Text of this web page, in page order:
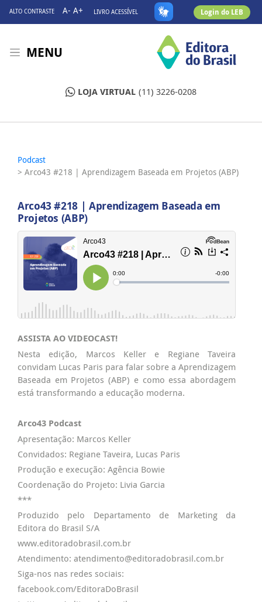
ALTO CONTRASTE A- A+ LIVRO ACESSÍVEL Login do LEB
MENU
LOJA VIRTUAL (11) 3226-0208
Podcast
> Arco43 #218 | Aprendizagem Baseada em Projetos (ABP)
Arco43 #218 | Aprendizagem Baseada em
Projetos (ABP)
ASSISTA AO VIDEOCAST!
Nesta edição, Marcos Keller e Regiane Taveira
convidam Lucas Paris para falar sobre a Aprendizagem
Baseada em Projetos (ABP) e como essa abordagem
está transformando a educação moderna.
Arco43 Podcast
Apresentação: Marcos Keller
Convidados: Regiane Taveira, Lucas Paris
Produção e execução: Agência Bowie
Coordenação do Projeto: Livia Garcia
***
Produzido pelo Departamento de Marketing da
Editora do Brasil S/A
www.editoradobrasil.com.br
Atendimento: atendimento@editoradobrasil.com.br
Siga-nos nas redes sociais:
facebook.com/EditoraDoBrasil